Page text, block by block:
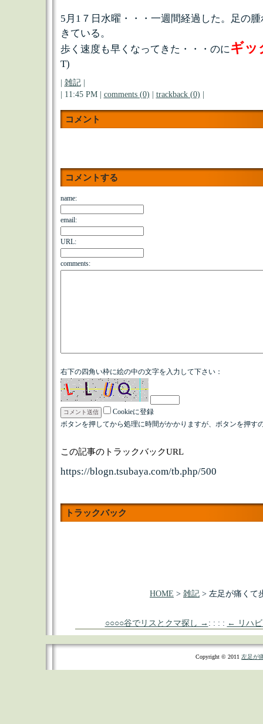
5月1７日水曜・・・一週間経過した。足の
きている。
歩く速度も早くなってきた・・・のにギッ
T)
雑記|
| 11:45 PM | comments (0) trackback (0)
コメント
コメントする
name:
email:
URL:
comments:
右下の四角い枠に絵の中の文字を入力して下さい：
Cookieに登録
ボタンを押してから処理に時間がかかりますが、ボタンを押す
この記事のトラックバックURL
https://blogn.tsubaya.com/tb.php/500
トラックバック
HOME > 雑記 > 左足が痛くて
○○○○谷でリスとクマ探し → : : : : ← リハビ
Copyright © 2011 左足が